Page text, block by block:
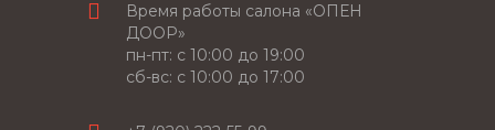
Время работы салона «ОПЕН
ДООР»
пн-пт: c 10:00 до 19:00
сб-вс: с 10:00 до 17:00